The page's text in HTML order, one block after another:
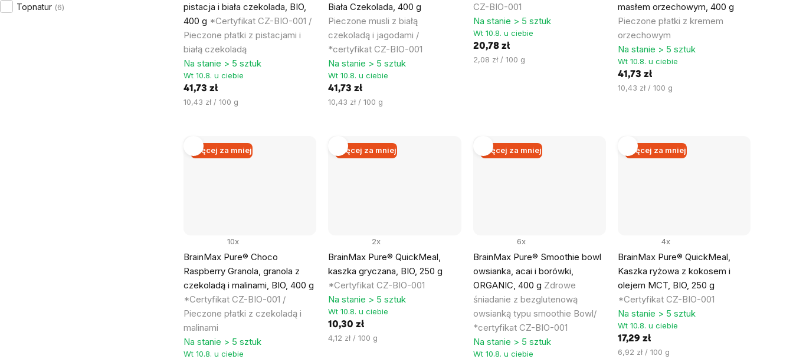
Topnatur 6
pistacja i biała czekolada, BIO,
400 g *Certyfikat CZ-BIO-001 /
Pieczone płatki z pistacjami i
białą czekoladą
Na stanie > 5 sztuk
Wt 10.8. u ciebie
41,73 zł
Cena
10,43 zł / 100 g
Biała Czekolada, 400 g
Pieczone musli z białą
czekoladą i jagodami /
*certyfikat CZ-BIO-001
Na stanie > 5 sztuk
Wt 10.8. u ciebie
41,73 zł
Cena
10,43 zł / 100 g
CZ-BIO-001
Na stanie > 5 sztuk
Wt 10.8. u ciebie
20,78 zł
Cena
2,08 zł / 100 g
masłem orzechowym, 400 g
Pieczone płatki z kremem
orzechowym
Na stanie > 5 sztuk
Wt 10.8. u ciebie
41,73 zł
Cena
10,43 zł / 100 g
Więcej za mniej
BrainMax Pure® Choco
Raspberry Granola, granola z
czekoladą i malinami, BIO, 400 g
*Certyfikat CZ-BIO-001 /
Pieczone płatki z czekoladą i
malinami
10x
Na stanie > 5 sztuk
Wt 10.8. u ciebie
Więcej za mniej
BrainMax Pure® QuickMeal,
kaszka gryczana, BIO, 250 g
*Certyfikat CZ-BIO-001
2x
Na stanie > 5 sztuk
Wt 10.8. u ciebie
10,30 zł
Cena
4,12 zł / 100 g
Więcej za mniej
BrainMax Pure® Smoothie bowl
owsianka, acai i borówki,
ORGANIC, 400 g Zdrowe
śniadanie z bezglutenową
owsianką typu smoothie Bowl/
*certyfikat CZ-BIO-001
6x
Na stanie > 5 sztuk
Wt 10.8. u ciebie
Więcej za mniej
BrainMax Pure® QuickMeal,
Kaszka ryżowa z kokosem i
olejem MCT, BIO, 250 g
*Certyfikat CZ-BIO-001
4x
Na stanie > 5 sztuk
Wt 10.8. u ciebie
17,29 zł
Cena
6,92 zł / 100 g